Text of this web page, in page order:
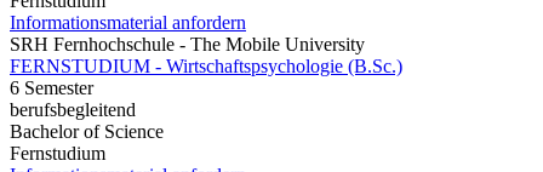
Informationsmaterial anfordern
SRH Fernhochschule - The Mobile University
FERNSTUDIUM - Wirtschaftspsychologie (B.Sc.)
6 Semester
berufsbegleitend
Bachelor of Science
Fernstudium